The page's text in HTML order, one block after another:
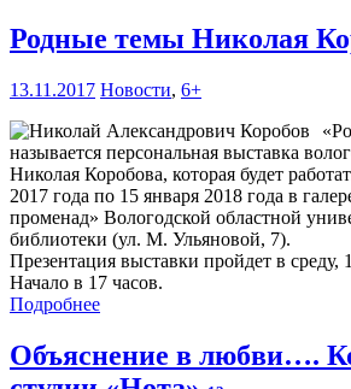
Родные темы Николая
13.11.2017 Новости, 6+
называется персональная выставка
Николая Коробова, которая будет
2017 года по 15 января 2018 года в
променад» Вологодской областной
библиотеки (ул. М. Ульяновой, 7).
Презентация выставки пройдет в среду,
Начало в 17 часов.
Подробнее
Объяснение в любви….